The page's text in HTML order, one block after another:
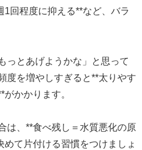
回程度に抑える**など、バラ
っとあげようかな」と思って
度を増やしすぎると**太りやす
かかります。
は、**食べ残し＝水質悪化の原
て片付ける習慣をつけましょ